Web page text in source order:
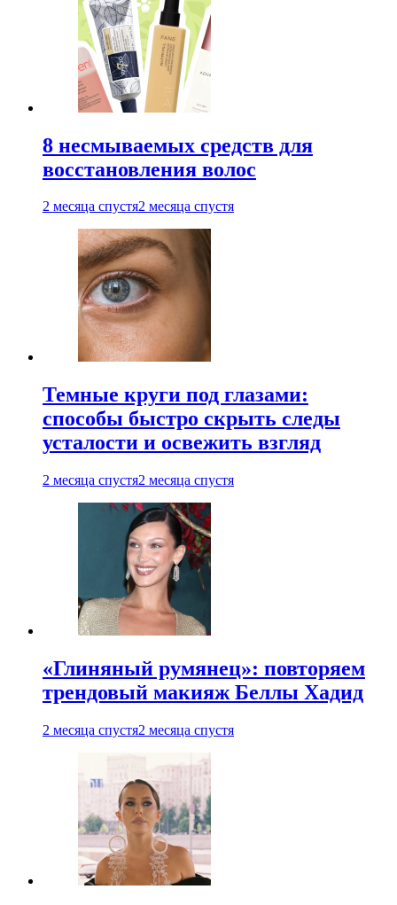
8 несмываемых средств для
восстановления волос
2 месяца спустя2 месяца спустя
Темные круги под глазами:
способы быстро скрыть следы
усталости и освежить взгляд
2 месяца спустя2 месяца спустя
«Глиняный румянец»: повторяем
трендовый макияж Беллы Хадид
2 месяца спустя2 месяца спустя